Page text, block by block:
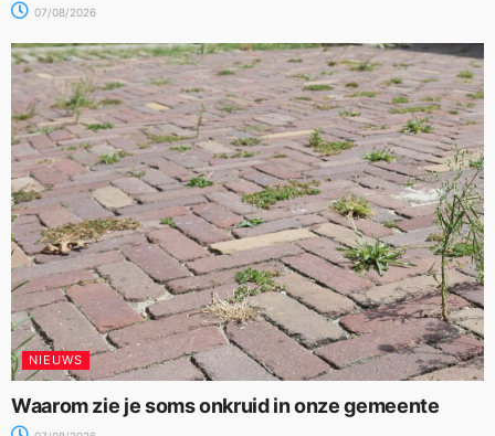
07/08/2026
NIEUWS
Waarom zie je soms onkruid in onze gemeente